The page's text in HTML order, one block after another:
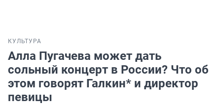
КУЛЬТУРА
Алла Пугачева может дать
сольный концерт в России? Что об
этом говорят Галкин* и директор
певицы